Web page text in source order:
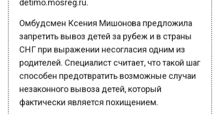
запретить вывоз детей за рубеж и в страны
СНГ при выражении несогласия одним из
родителей. Специалист считает, что такой шаг
способен предотвратить возможные случаи
незаконного вывоза детей, который
фактически является похищением.